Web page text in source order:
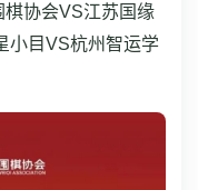
协会VS江苏国缘
小目VS杭州智运学